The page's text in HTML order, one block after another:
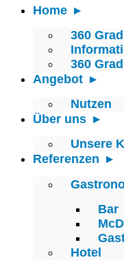
Home
360
360
Angebot
Nutzen
Über uns
Unsere
Referenzen
Bar
Hotel